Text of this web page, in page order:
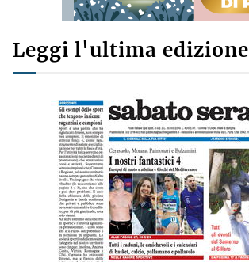
Leggi l'ultima edizione